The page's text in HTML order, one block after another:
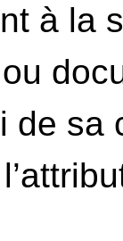
à la
de